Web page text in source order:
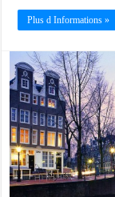
Plus d Informations »